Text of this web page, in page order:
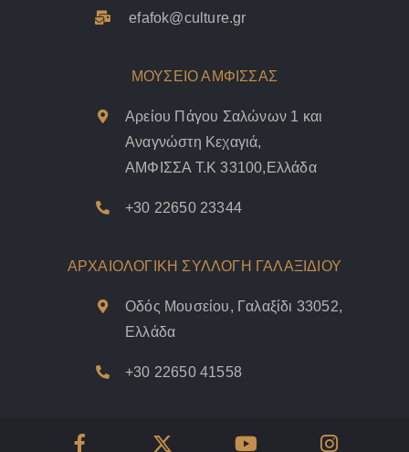
efafok@culture.gr
ΜΟΥΣΕΙΟ ΑΜΦΙΣΣΑΣ
Αρείου Πάγου Σαλώνων 1 και
Αναγνώστη Κεχαγιά,
ΑΜΦΙΣΣΑ Τ.Κ 33100,Ελλάδα
+30 22650 23344
ΑΡΧΑΙΟΛΟΓΙΚΗ ΣΥΛΛΟΓΗ ΓΑΛΑΞΙΔΙΟΥ
Οδός Μουσείου, Γαλαξίδι 33052,
Ελλάδα
+30 22650 41558